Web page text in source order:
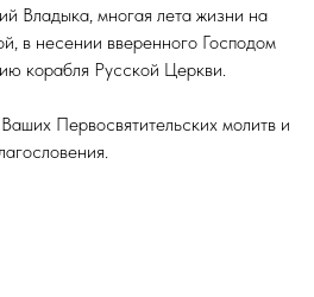
Владыка, многая лета жизни на
в несении вверенного Господом
корабля Русской Церкви.
Первосвятительских молитв и